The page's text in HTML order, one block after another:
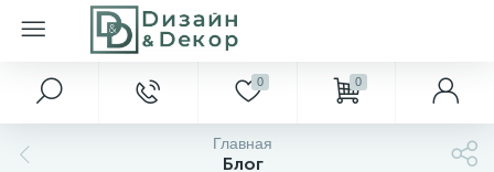
0 0
Главная
Блог